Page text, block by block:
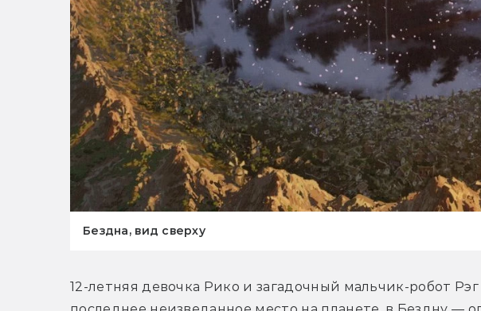
Бездна, вид сверху
12-летняя девочка Рико и загадочный мальчик-робот